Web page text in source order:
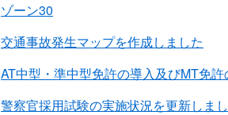
ゾーン30
交通事故発生マップを作成しました
AT中型・準中型免許の導入及びMT免
警察官採用試験の実施状況を更新しま